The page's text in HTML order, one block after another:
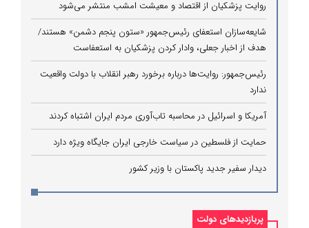
روایت پزشکیان از اقتصاد و معیشت امشب منتشر می‌شود
شایعه‌سازان استعفای رئیس‌جمهور «ستون پنجم دشمن» هستند/
هدف از اخبار جعلی، وادار کردن پزشکیان به استعفاست
رئیس‌جمهور: روایت‌ها درباره برخورد رهبر انقلاب با دولت واقعیت
ندارد
آمریکا و اسرائیل در محاسبه تاب‌آوری مردم ایران اشتباه کردند
حمایت از فلسطین در سیاست خارجی ایران جایگاه ویژه دارد
دیدار سفیر جدید پاکستان با وزیر کشور
پربازدیدهای دولت